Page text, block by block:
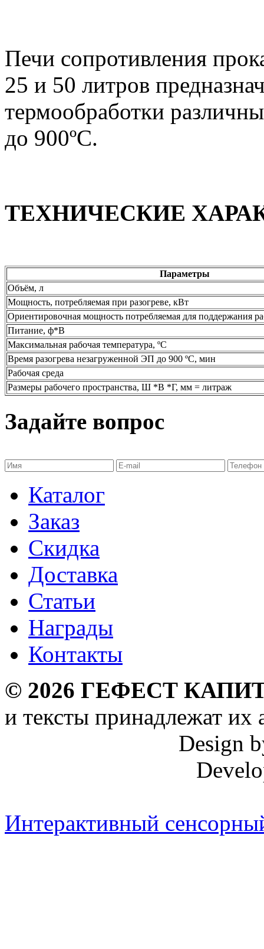
Печи сопротивления
25 и 50 литров
термообработки
до 900ºС.
ТЕХНИЧЕСКИЕ
Параметры
Объём, л
Мощность, потребляемая при разогреве, кВт
Ориентировочная мощность потребляемая для поддержания
Питание, ф*В
Максимальная рабочая температура, ºС
Время разогрева незагруженной ЭП до 900 ºС, мин
Рабочая среда
Размеры рабочего пространства, Ш *В *Г, мм = литраж
Задайте вопрос
Каталог
Заказ
Скидка
Доставка
Статьи
Награды
Контакты
© 2026 ГЕФЕСТ
и тексты принадлежат их
Design
Интерактивный